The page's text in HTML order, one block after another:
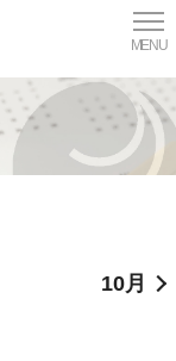
MENU
10月